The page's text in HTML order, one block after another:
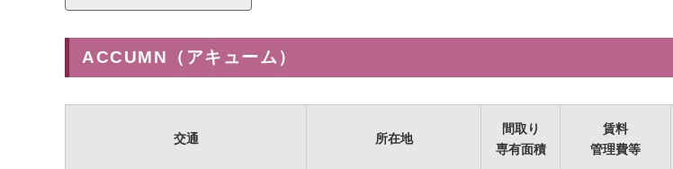
ACCUMN（アキューム）
交通 所在地
間取り
専有面積
賃料
管理費等